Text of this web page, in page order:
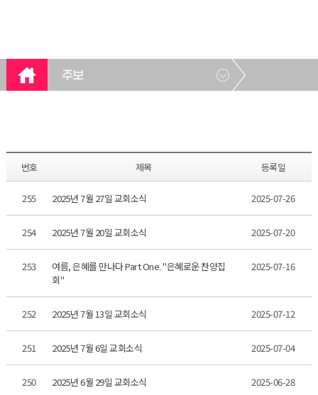
주보
번호 제목 등록일
255 2025년 7월 27일 교회소식 2025-07-26
254 2025년 7월 20일 교회소식 2025-07-20
253
여름, 은혜를 만나다 Part One. "은혜로운 찬양집
회"
2025-07-16
252 2025년 7월 13일 교회소식 2025-07-12
251 2025년 7월 6일 교회소식 2025-07-04
250 2025년 6월 29일 교회소식 2025-06-28